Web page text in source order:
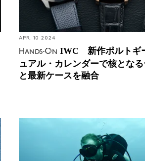
APR. 10 2024
Hands-On IWC 新作ポルトギ
ュアル・カレンダーで核とな
と最新ケースを融合
片方の手首にふたつの計器を搭載
ジダイバーズウォッチに関して